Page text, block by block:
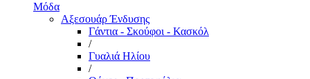
Μόδα
Αξεσουάρ Ένδυσης
Γάντια - Σκούφοι - Κασκόλ
/
Γυαλιά Ηλίου
/